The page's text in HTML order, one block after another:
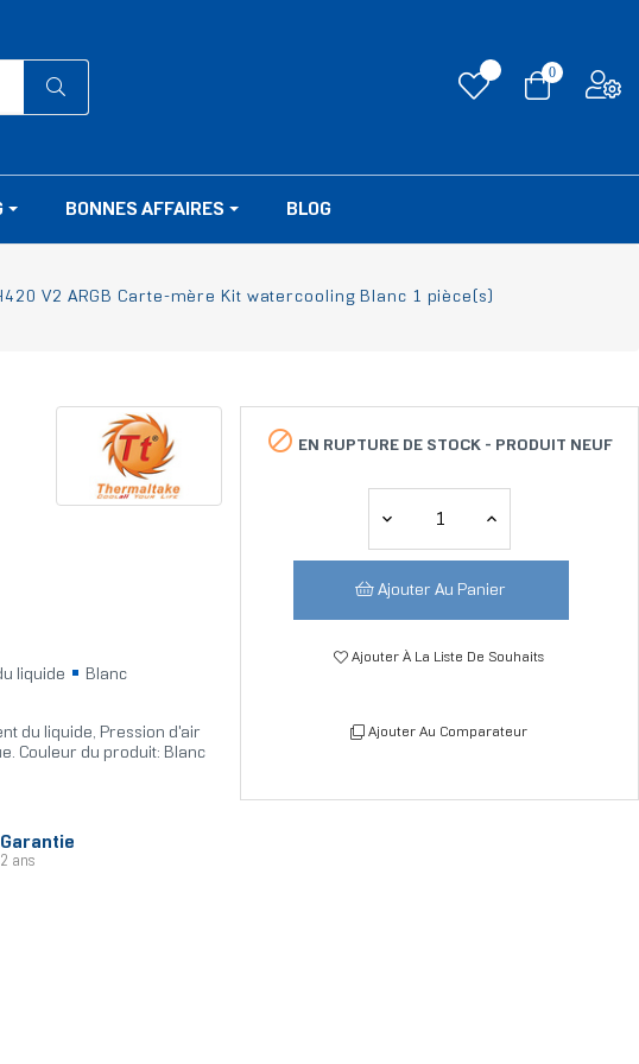
0
BONNES AFFAIRES BLOG
V2 ARGB Carte-mère Kit watercooling Blanc 1 pièce(s)
liquide Blanc
du liquide, Pression d'air
Couleur du produit: Blanc
Garantie
2 ans
 EN RUPTURE DE STOCK - PRODUIT NEUF
Ajouter Au Panier
Ajouter À La Liste De Souhaits
Ajouter Au Comparateur